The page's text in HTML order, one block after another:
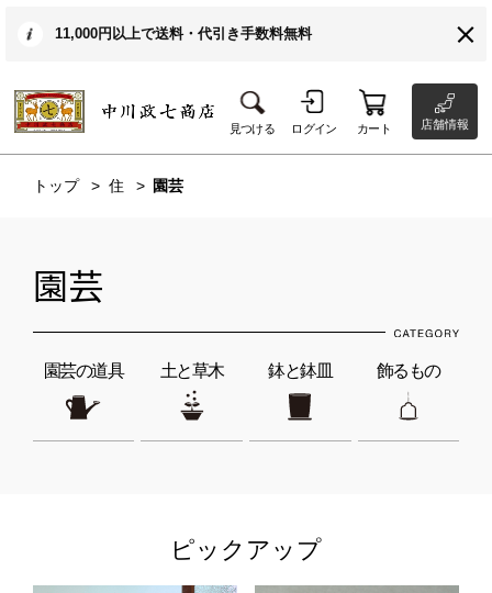
11,000円以上で送料・代引き手数料無料
見つける ログイン カート 店舗情報
トップ 住 園芸
園芸
園芸の道具 土と草木 鉢と鉢皿 飾るもの
ピックアップ